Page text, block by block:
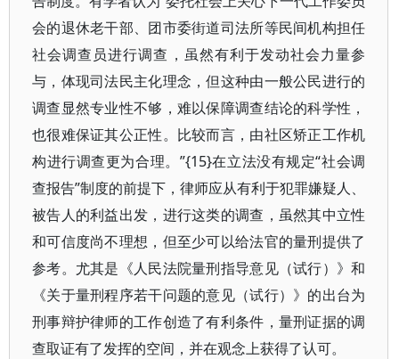
会的退休老干部、团市委街道司法所等民间机构担任
社会调查员进行调查，虽然有利于发动社会力量参
与，体现司法民主化理念，但这种由一般公民进行的
调查显然专业性不够，难以保障调查结论的科学性，
也很难保证其公正性。比较而言，由社区矫正工作机
构进行调查更为合理。”{15}在立法没有规定“社会调
查报告”制度的前提下，律师应从有利于犯罪嫌疑人、
被告人的利益出发，进行这类的调查，虽然其中立性
和可信度尚不理想，但至少可以给法官的量刑提供了
参考。尤其是《人民法院量刑指导意见（试行）》和
《关于量刑程序若干问题的意见（试行）》的出台为
刑事辩护律师的工作创造了有利条件，量刑证据的调
查取证有了发挥的空间，并在观念上获得了认可。